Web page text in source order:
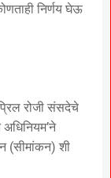
निर्णय घेऊ
रोजी संसदेचे
(सीमांकन) शी